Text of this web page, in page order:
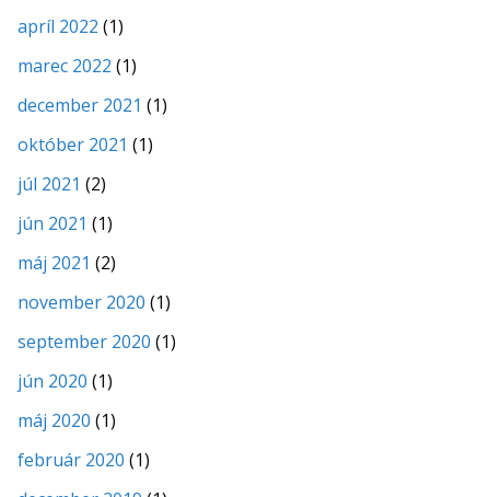
apríl 2022 (1)
marec 2022 (1)
december 2021 (1)
október 2021 (1)
júl 2021 (2)
jún 2021 (1)
máj 2021 (2)
november 2020 (1)
september 2020 (1)
jún 2020 (1)
máj 2020 (1)
február 2020 (1)